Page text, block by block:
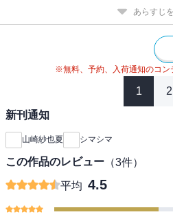
あらすじ
※無料、予約、入荷通知のコン
1 2
新刊通知
山崎紗也夏 シマシマ
この作品のレビュー （3件）
平均 4.5